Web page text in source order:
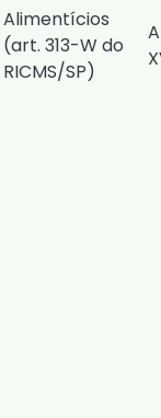
Alimentícios
(art. 313-W do
RICMS/SP)